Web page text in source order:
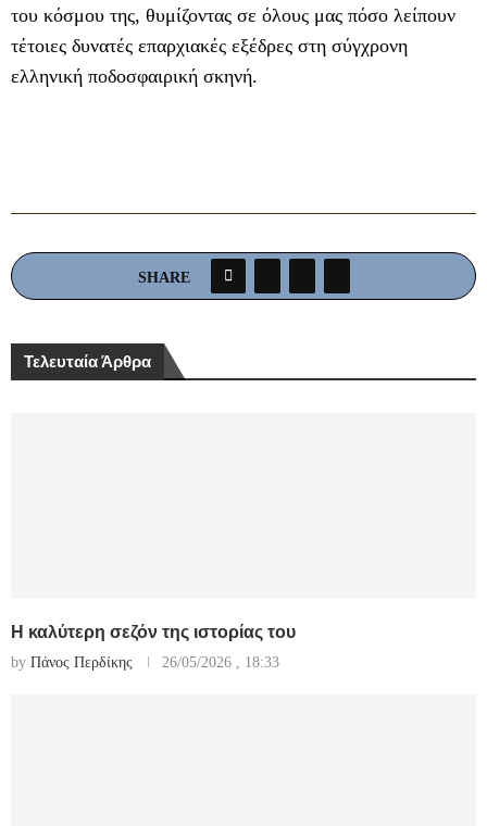
του κόσμου της, θυμίζοντας σε όλους μας πόσο λείπουν
τέτοιες δυνατές επαρχιακές εξέδρες στη σύγχρονη
ελληνική ποδοσφαιρική σκηνή.
SHARE
Τελευταία Άρθρα
Η καλύτερη σεζόν της ιστορίας του
by Πάνος Περδίκης 26/05/2026 , 18:33